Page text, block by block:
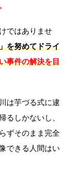
ではありませ
を努めてドライ
事件の解決を目
は芋づる式に逮
るしかないし、
ずそのまま完全
できる人間はい